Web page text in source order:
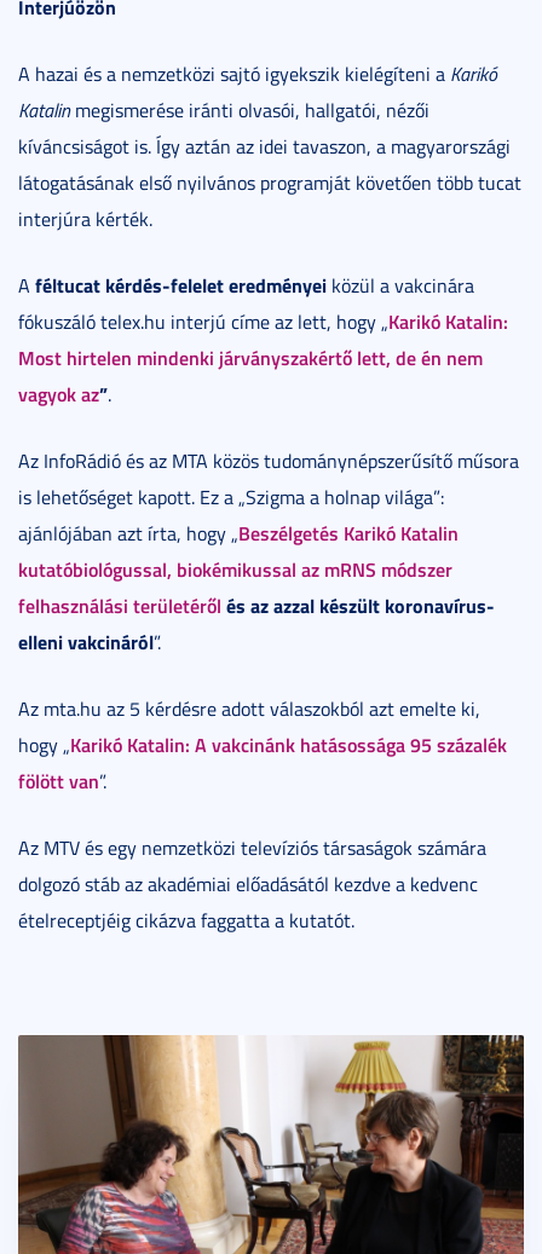
Interjúözön
A hazai és a nemzetközi sajtó igyekszik kielégíteni a Karikó
Katalinmegismerése iránti olvasói, hallgatói, nézői
kíváncsiságot is. Így aztán az idei tavaszon, a magyarországi
látogatásának első nyilvános programját követően több tucat
interjúra kérték.
A féltucat kérdés-felelet eredményei közül a vakcinára
fókuszáló telex.hu interjú címe az lett, hogy „Karikó Katalin:
Most hirtelen mindenki járványszakértő lett, de én nem
vagyok az”.
Az InfoRádió és az MTA közös tudománynépszerűsítő műsora
is lehetőséget kapott. Ez a „Szigma a holnap világa”:
ajánlójában azt írta, hogy „Beszélgetés Karikó Katalin
kutatóbiológussal, biokémikussal az mRNS módszer
felhasználási területéről és az azzal készült koronavírus-
elleni vakcináról”.
Az mta.hu az 5 kérdésre adott válaszokból azt emelte ki,
hogy „Karikó Katalin: A vakcinánk hatásossága 95 százalék
fölött van”.
Az MTV és egy nemzetközi televíziós társaságok számára
dolgozó stáb az akadémiai előadásától kezdve a kedvenc
ételreceptjéig cikázva faggatta a kutatót.